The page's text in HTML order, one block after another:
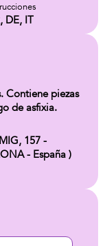
DE, IT
Contiene piezas
de asfixia.
157 -
- España )